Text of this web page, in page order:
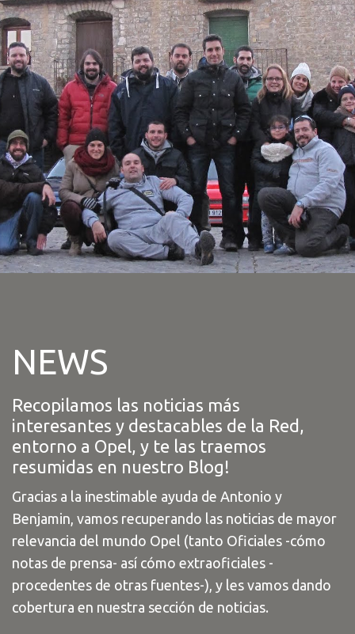
NEWS
Recopilamos las noticias más
interesantes y destacables de la Red,
entorno a Opel, y te las traemos
resumidas en nuestro Blog!
Gracias a la inestimable ayuda de Antonio y
Benjamin, vamos recuperando las noticias de mayor
relevancia del mundo Opel (tanto Oficiales -cómo
notas de prensa- así cómo extraoficiales -
procedentes de otras fuentes-), y les vamos dando
cobertura en nuestra sección de noticias.